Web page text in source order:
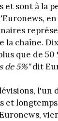
et sont à la
en
la chaîne.
que de 50
de 5%"dit
l'un
et